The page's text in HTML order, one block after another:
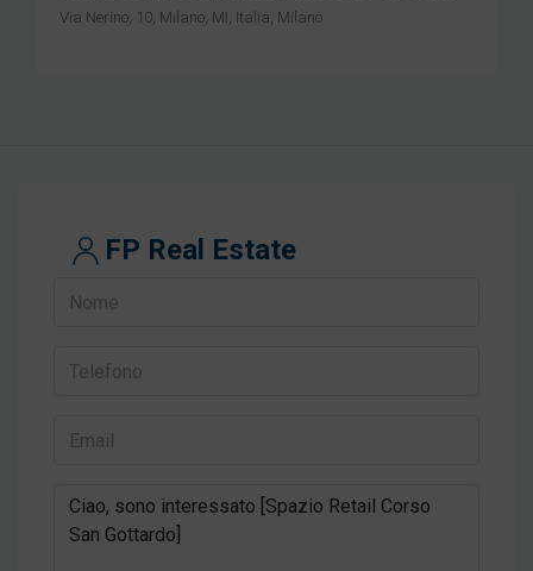
Via Nerino, 10, Milano, MI, Italia, Milano
FP Real Estate